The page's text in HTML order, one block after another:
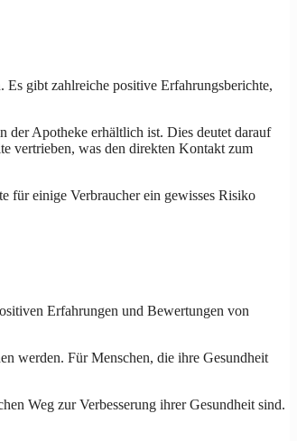
gibt zahlreiche positive Erfahrungsberichte,
der Apotheke erhältlich ist. Dies deutet darauf
vertrieben, was den direkten Kontakt zum
für einige Verbraucher ein gewisses Risiko
Erfahrungen und Bewertungen von
werden. Für Menschen, die ihre Gesundheit
Weg zur Verbesserung ihrer Gesundheit sind.